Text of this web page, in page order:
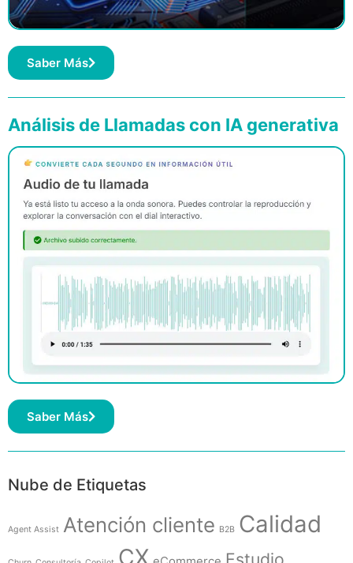
Saber Más
Análisis de Llamadas con IA generativa
Saber Más
Nube de Etiquetas
Agent Assist Atención cliente B2B Calidad
CX